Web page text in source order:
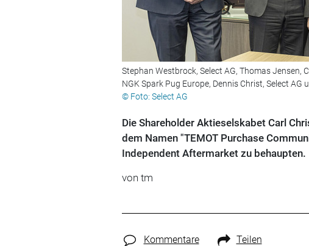
Stephan Westbrock, Select AG, Thomas Jensen,
NGK Spark Pug Europe, Dennis Christ, Select AG
© Foto: Select AG
Die Shareholder Aktieselskabet Carl
dem Namen "TEMOT Purchase
Independent Aftermarket zu behaupten.
von tm
Kommentare Teilen